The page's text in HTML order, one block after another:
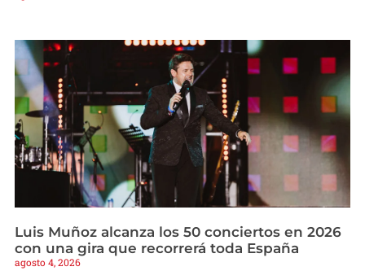
Luis Muñoz alcanza los 50 conciertos en 2026
con una gira que recorrerá toda España
agosto 4, 2026